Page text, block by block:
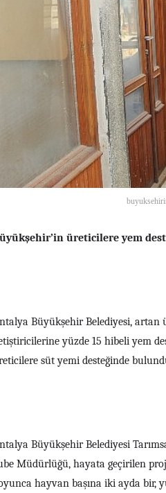
üreticilere yem
Büyükşehir Belediyesi,
yüzde 15 hibeli yem
süt yemi desteğinde
Büyükşehir Belediyesi
Müdürlüğü, hayata geçirilen
hayvan başına iki ayda bir,